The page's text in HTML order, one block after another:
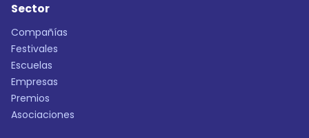
Sector
Compañías
Festivales
Escuelas
Empresas
Premios
Asociaciones